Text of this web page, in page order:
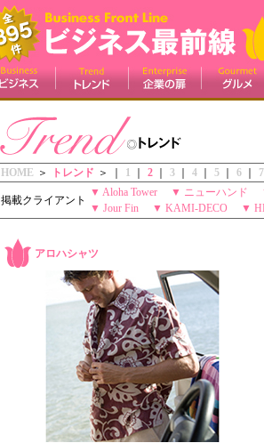
HOME ＞ トレンド ＞ ｜ 1 2 3 4 5 6 7
掲載クライアント
▼ Aloha Tower ▼ ニューハンド
▼ Jour Fin ▼ KAMI-DECO ▼
アロハシャツ